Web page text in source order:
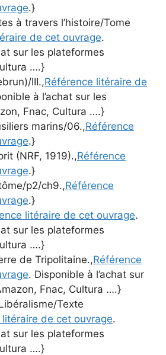
.}
à travers l’histoire/Tome
de cet ouvrage.
sur les plateformes
….}
III.,Référence litéraire de
à l’achat sur les
Fnac, Cultura ….}
marins/06.,Référence
.}
(NRF, 1919).,Référence
.}
p2/ch9.,Référence
.}
litéraire de cet ouvrage.
sur les plateformes
….}
de Tripolitaine.,Référence
. Disponible à l’achat sur
Fnac, Cultura ….}
Texte
litéraire de cet ouvrage.
sur les plateformes
….}